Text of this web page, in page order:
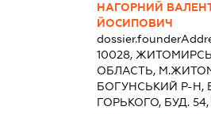
НАГОРНИЙ
ЙОСИПОВИЧ
10028,
ОБЛАСТЬ,
БОГУНСЬКИЙ Р-Н,
ГОРЬКОГО, БУД. 54,